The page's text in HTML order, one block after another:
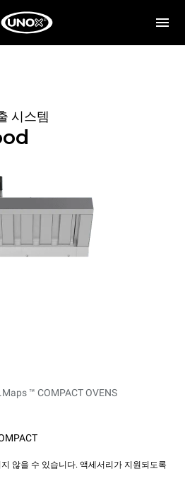
시스템
™ COMPACT OVENS
않을 수 있습니다. 액세서리가 지원되도록